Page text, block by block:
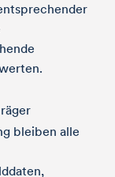
bleiben alle